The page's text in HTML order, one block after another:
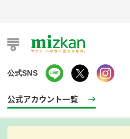
公式SNS
公式アカウント一覧